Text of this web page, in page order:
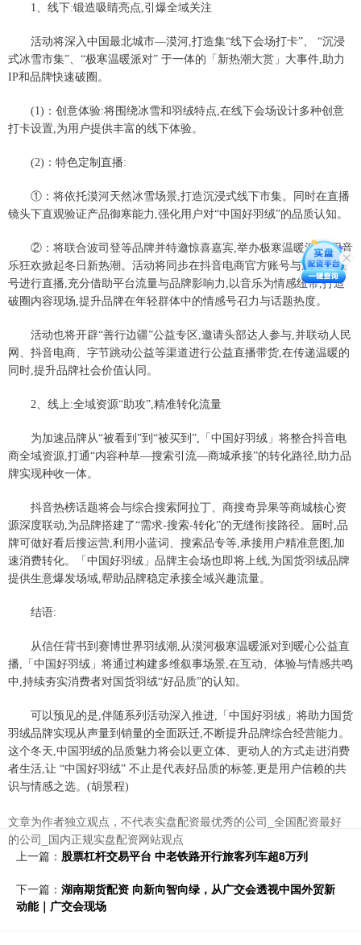
1、线下:锻造吸睛亮点,引爆全域关注
活动将深入中国最北城市—漠河,打造集“线下会场打卡”、 “沉浸
式冰雪市集”、“极寒温暖派对” 于一体的「新热潮大赏」大事件,助力
IP和品牌快速破圈。
(1)：创意体验:将围绕冰雪和羽绒特点,在线下会场设计多种创意
打卡设置,为用户提供丰富的线下体验。
(2)：特色定制直播:
①：将依托漠河天然冰雪场景,打造沉浸式线下市集。同时在直播
镜头下直观验证产品御寒能力,强化用户对“中国好羽绒”的品质认知。
②：将联合波司登等品牌并特邀惊喜嘉宾,举办极寒温暖派对,用音
乐狂欢掀起冬日新热潮。活动将同步在抖音电商官方账号与波司登账
号进行直播,充分借助平台流量与品牌影响力,以音乐为情感纽带,打造
破圈内容现场,提升品牌在年轻群体中的情感号召力与话题热度。
活动也将开辟“善行边疆”公益专区,邀请头部达人参与,并联动人民
网、抖音电商、字节跳动公益等渠道进行公益直播带货,在传递温暖的
同时,提升品牌社会价值认同。
2、线上:全域资源“助攻”,精准转化流量
为加速品牌从“被看到”到“被买到”,「中国好羽绒」将整合抖音电
商全域资源,打通“内容种草—搜索引流—商城承接”的转化路径,助力品
牌实现种收一体。
抖音热榜话题将会与综合搜索阿拉丁、商搜奇异果等商城核心资
源深度联动,为品牌搭建了“需求-搜索-转化”的无缝衔接路径。届时,品
牌可做好看后搜运营,利用小蓝词、搜索品专等,承接用户精准意图,加
速消费转化。「中国好羽绒」品牌主会场也即将上线,为国货羽绒品牌
提供生意爆发场域,帮助品牌稳定承接全域兴趣流量。
结语:
从信任背书到赛博世界羽绒潮,从漠河极寒温暖派对到暖心公益直
播,「中国好羽绒」将通过构建多维叙事场景,在互动、体验与情感共鸣
中,持续夯实消费者对国货羽绒“好品质”的认知。
可以预见的是,伴随系列活动深入推进,「中国好羽绒」将助力国货
羽绒品牌实现从声量到销量的全面跃迁,不断提升品牌综合经营能力。
这个冬天,中国羽绒的品质魅力将会以更立体、更动人的方式走进消费
者生活,让 “中国好羽绒” 不止是代表好品质的标签,更是用户信赖的共
识与情感之选。(胡景程)
文章为作者独立观点，不代表实盘配资最优秀的公司_全国配资最好
的公司_国内正规实盘配资网站观点
上一篇： 股票杠杆交易平台 中老铁路开行旅客列车超8万列
下一篇： 湖南期货配资 向新向智向绿，从广交会透视中国外贸新
动能｜广交会现场